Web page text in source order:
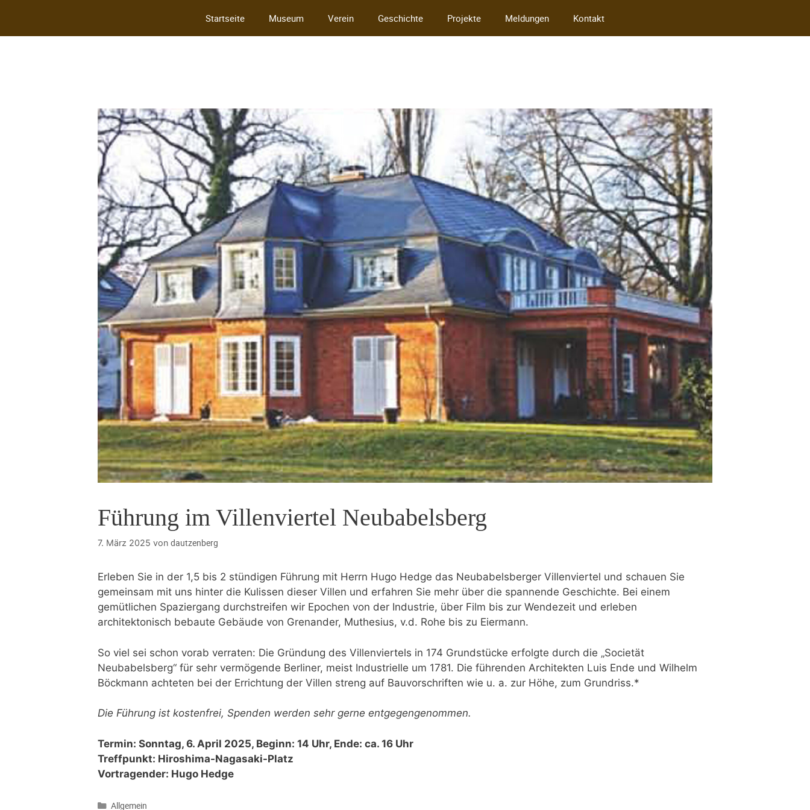
Startseite Museum Verein Geschichte Projekte Meldungen Kontakt
Führung im Villenviertel Neubabelsberg
7. März 2025 von dautzenberg
Erleben Sie in der 1,5 bis 2 stündigen Führung mit Herrn Hugo Hedge das Neubabelsberger Villenviertel und schauen Sie
gemeinsam mit uns hinter die Kulissen dieser Villen und erfahren Sie mehr über die spannende Geschichte. Bei einem
gemütlichen Spaziergang durchstreifen wir Epochen von der Industrie, über Film bis zur Wendezeit und erleben
architektonisch bebaute Gebäude von Grenander, Muthesius, v.d. Rohe bis zu Eiermann.
So viel sei schon vorab verraten: Die Gründung des Villenviertels in 174 Grundstücke erfolgte durch die „Societät
Neubabelsberg“ für sehr vermögende Berliner, meist Industrielle um 1781. Die führenden Architekten Luis Ende und Wilhelm
Böckmann achteten bei der Errichtung der Villen streng auf Bauvorschriften wie u. a. zur Höhe, zum Grundriss.*
Die Führung ist kostenfrei, Spenden werden sehr gerne entgegengenommen.
Termin: Sonntag, 6. April 2025, Beginn: 14 Uhr, Ende: ca. 16 Uhr
Treffpunkt: Hiroshima-Nagasaki-Platz
Vortragender: Hugo Hedge
Allgemein